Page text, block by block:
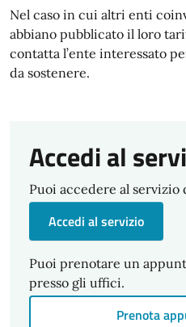
Nel caso in cui altri enti
abbiano pubblicato il loro
contatta l’ente interessato
da sostenere.
Accedi al
Puoi accedere al
Accedi al servizio
Puoi prenotare un
presso gli uffici.
Prenota